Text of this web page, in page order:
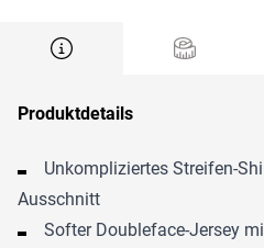
Produktdetails
Unkompliziertes Streifen-
Ausschnitt
Softer Doubleface-Jersey